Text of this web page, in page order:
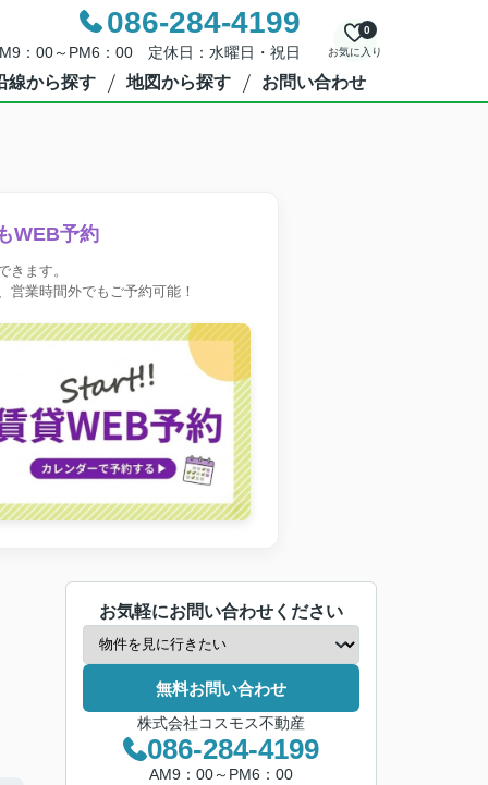
086-284-4199
：00～PM6：00 定休日：水曜日・祝日 お気に入り
0
線から探す 地図から探す お問い合わせ
WEB予約
きます。
営業時間外でもご予約可能！
お気軽にお問い合わせください
無料お問い合わせ
株式会社コスモス不動産
086-284-4199
AM9：00～PM6：00